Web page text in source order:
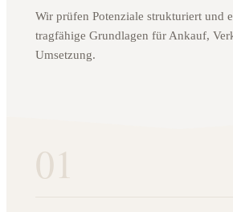
Wir prüfen Potenziale strukturiert und
tragfähige Grundlagen für Ankauf,
Umsetzung.
01